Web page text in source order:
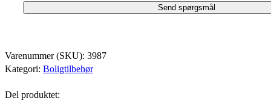
Varenummer (SKU): 3987
Kategori: Boligtilbehør
Del produktet: